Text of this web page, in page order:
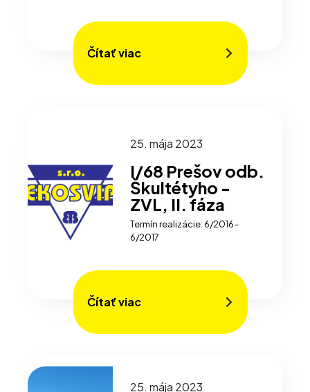
Čítať viac
25. mája 2023
I/68 Prešov odb.
Škultétyho -
ZVL, II. fáza
Termín realizácie: 6/2016-
6/2017
Čítať viac
25. mája 2023